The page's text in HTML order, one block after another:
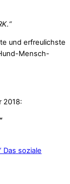
und erfreulichste
Mensch-
2018:
Das soziale